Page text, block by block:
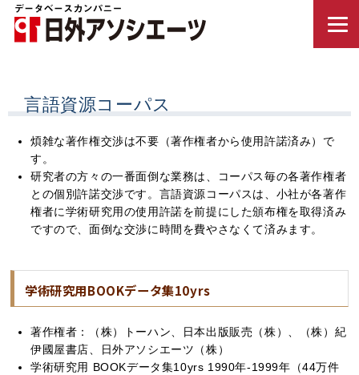
言語資源コーパス
煩雑な著作権交渉は不要（著作権者から使用許諾済み）で
す。
研究者の方々の一番面倒な業務は、コーパス毎の各著作権者
との個別許諾交渉です。言語資源コーパスは、小社が各著作
権者に学術研究用の使用許諾を前提にした頒布権を取得済み
ですので、面倒な交渉に時間を費やさなくて済みます。
学術研究用BOOKデータ集10yrs
著作権者：（株）トーハン、日本出版販売（株）、（株）紀
伊國屋書店、日外アソシエーツ（株）
学術研究用 BOOKデータ集10yrs 1990年-1999年（44万件